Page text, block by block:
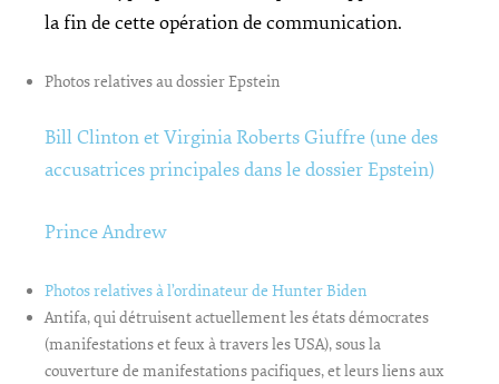
la fin de cette opération de communication.
Photos relatives au dossier Epstein
Bill Clinton et Virginia Roberts Giuffre (une des
accusatrices principales dans le dossier Epstein)
Prince Andrew
Photos relatives à l’ordinateur de Hunter Biden
Antifa, qui détruisent actuellement les états démocrates
(manifestations et feux à travers les USA), sous la
couverture de manifestations pacifiques, et leurs liens aux